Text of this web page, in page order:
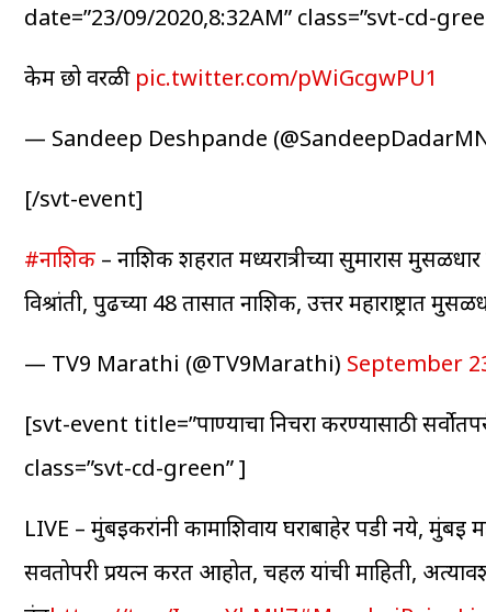
date=”23/09/2020,8:32AM” class=”svt-cd-
केम छो वरळी pic.twitter.com/pWiGcgwPU1
— Sandeep Deshpande
[/svt-event]
#नाशिक – नाशिक शहरात मध्यरात्रीच्या सुमारास
विश्रांती, पुढच्या 48 तासात नाशिक, उत्तर महाराष्ट्रात
— TV9 Marathi (@TV9Marathi) September
[svt-event title=”पाण्याचा निचरा करण्यासाठी
class=”svt-cd-green” ]
LIVE – मुंबईकरांनी कामाशिवाय घराबाहेर पडी नये,
सर्वतोपरी प्रयत्न करत आहोत, चहल यांची माहिती,